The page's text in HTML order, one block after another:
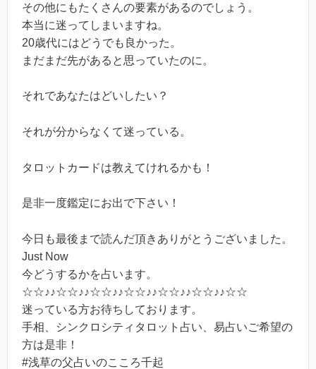
その他にもたくさんの要素があるのでしょう。
本当に迷ってしまいますね。
20歳代にはどうでも良かった。
まだまだ先があると思っていたのに。
それであなたはどいしたい？
それが分からなくて迷っている。
タロットカードは教えてけれるかも！
是非一度鑑定にお出で下さい！
今日も最後まで読んだ頂きありがとうございました。
Just Now
今どうするかを占います。
☆☆♪♪☆☆♪♪☆☆♪♪☆☆♪♪☆☆♪♪☆☆♪♪☆☆
迷っている方お待ちしております。
手相、シンクロシティタロット占い、易占いご希望の
方は是非！
#浅草の父占いのこころ千起